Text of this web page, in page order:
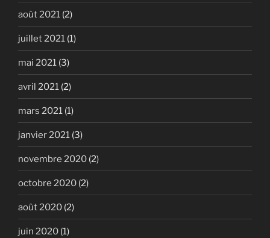
août 2021 (2)
juillet 2021 (1)
mai 2021 (3)
avril 2021 (2)
mars 2021 (1)
janvier 2021 (3)
novembre 2020 (2)
octobre 2020 (2)
août 2020 (2)
juin 2020 (1)